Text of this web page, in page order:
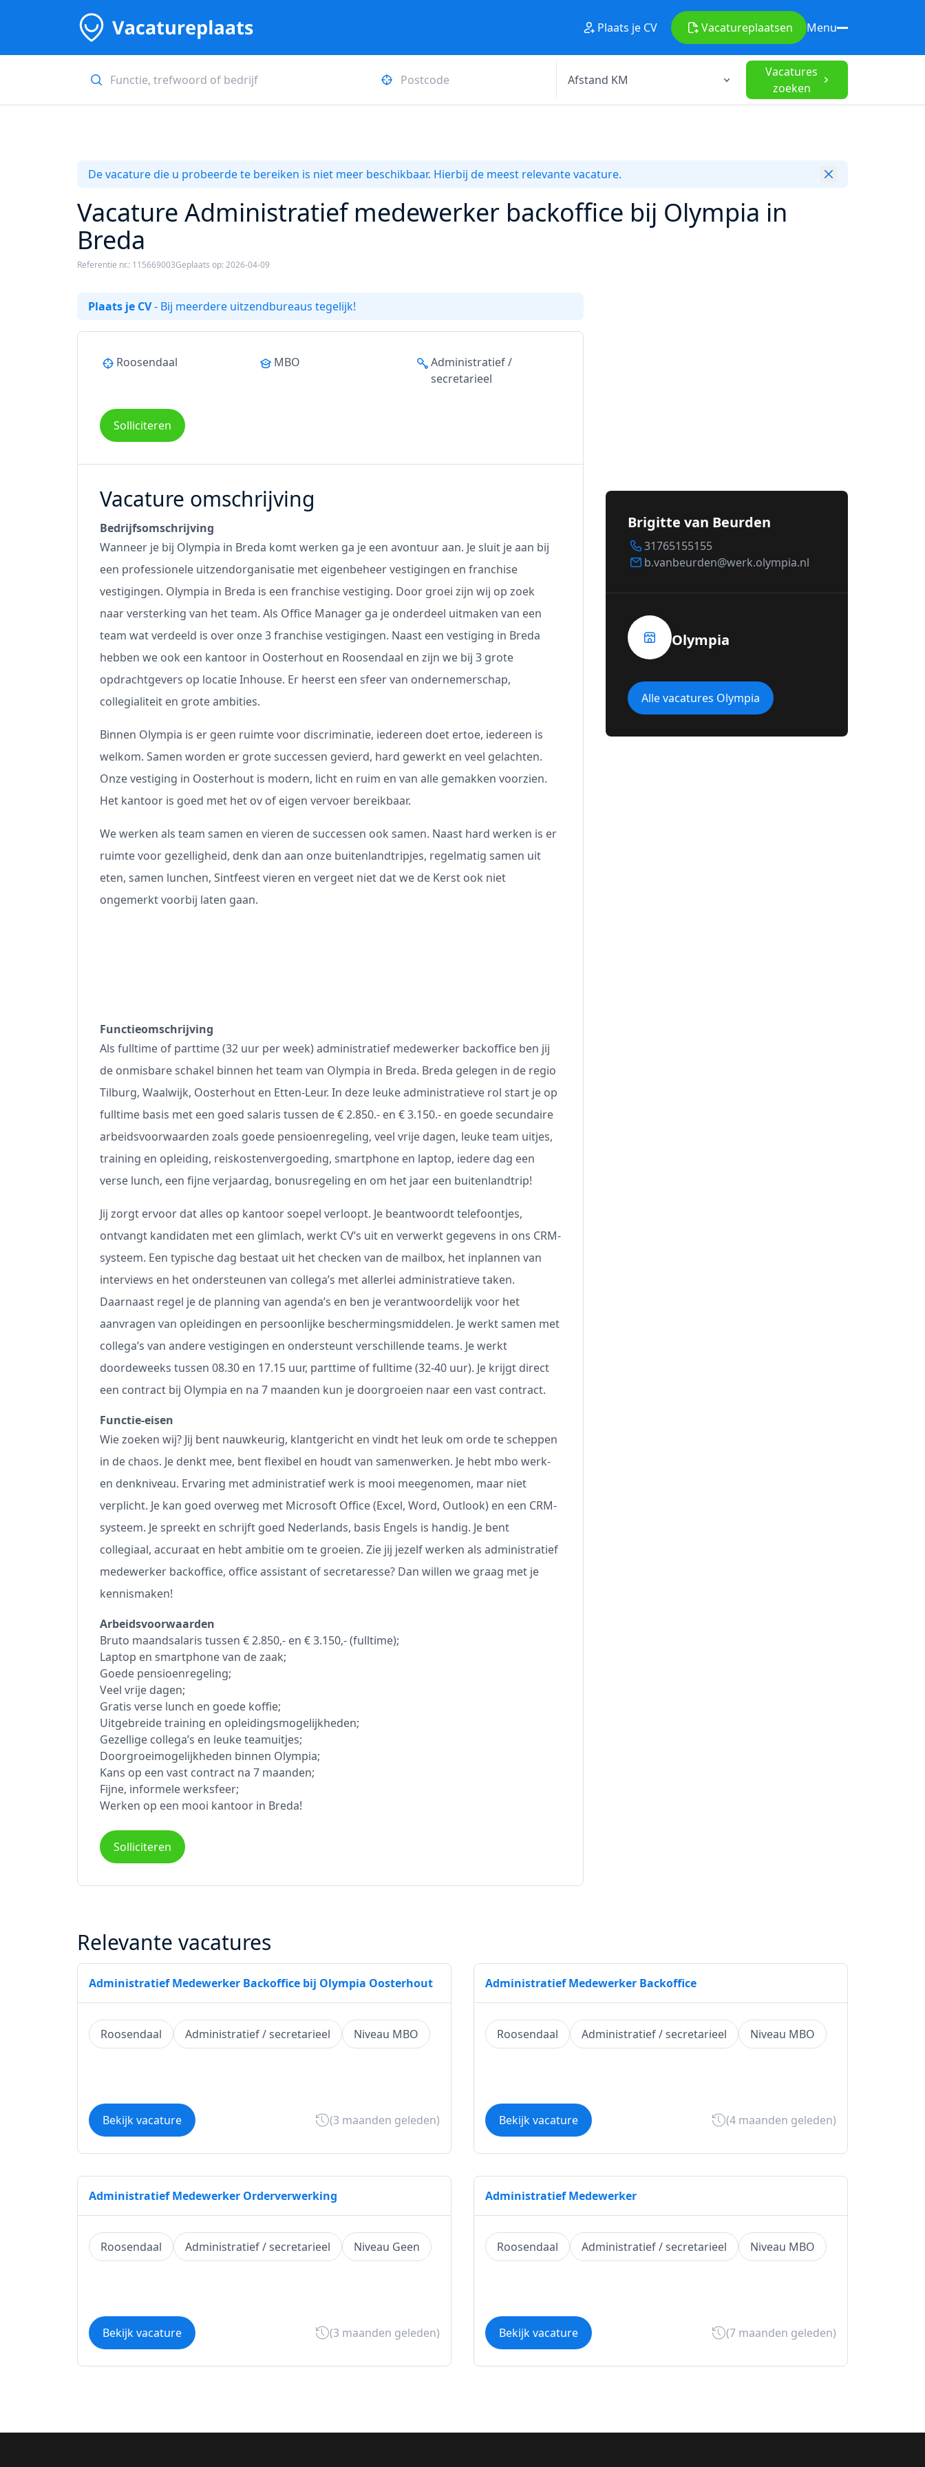
Plaats je CV Vacatureplaatsen Menu
Vacatures
zoeken
De vacature die u probeerde te bereiken is niet meer beschikbaar. Hierbij de meest relevante vacature.
Vacature Administratief medewerker backoffice bij Olympia in
Breda
Referentie nr.: 115669003Geplaats op: 2026-04-09
Plaats je CV- Bij meerdere uitzendbureaus tegelijk!
Roosendaal MBO
Administratief /
secretarieel
Solliciteren
Vacature omschrijving
Bedrijfsomschrijving
Wanneer je bij Olympia in Breda komt werken ga je een avontuur aan. Je sluit je aan bij
een professionele uitzendorganisatie met eigenbeheer vestigingen en franchise
vestigingen. Olympia in Breda is een franchise vestiging. Door groei zijn wij op zoek
naar versterking van het team. Als Office Manager ga je onderdeel uitmaken van een
team wat verdeeld is over onze 3 franchise vestigingen. Naast een vestiging in Breda
hebben we ook een kantoor in Oosterhout en Roosendaal en zijn we bij 3 grote
opdrachtgevers op locatie Inhouse. Er heerst een sfeer van ondernemerschap,
collegialiteit en grote ambities.
Binnen Olympia is er geen ruimte voor discriminatie, iedereen doet ertoe, iedereen is
welkom. Samen worden er grote successen gevierd, hard gewerkt en veel gelachten.
Onze vestiging in Oosterhout is modern, licht en ruim en van alle gemakken voorzien.
Het kantoor is goed met het ov of eigen vervoer bereikbaar.
We werken als team samen en vieren de successen ook samen. Naast hard werken is er
ruimte voor gezelligheid, denk dan aan onze buitenlandtripjes, regelmatig samen uit
eten, samen lunchen, Sintfeest vieren en vergeet niet dat we de Kerst ook niet
ongemerkt voorbij laten gaan.
Functieomschrijving
Als fulltime of parttime (32 uur per week) administratief medewerker backoffice ben jij
de onmisbare schakel binnen het team van Olympia in Breda. Breda gelegen in de regio
Tilburg, Waalwijk, Oosterhout en Etten-Leur. In deze leuke administratieve rol start je op
fulltime basis met een goed salaris tussen de € 2.850.- en € 3.150.- en goede secundaire
arbeidsvoorwaarden zoals goede pensioenregeling, veel vrije dagen, leuke team uitjes,
training en opleiding, reiskostenvergoeding, smartphone en laptop, iedere dag een
verse lunch, een fijne verjaardag, bonusregeling en om het jaar een buitenlandtrip!
Jij zorgt ervoor dat alles op kantoor soepel verloopt. Je beantwoordt telefoontjes,
ontvangt kandidaten met een glimlach, werkt CV’s uit en verwerkt gegevens in ons CRM-
systeem. Een typische dag bestaat uit het checken van de mailbox, het inplannen van
interviews en het ondersteunen van collega’s met allerlei administratieve taken.
Daarnaast regel je de planning van agenda’s en ben je verantwoordelijk voor het
aanvragen van opleidingen en persoonlijke beschermingsmiddelen. Je werkt samen met
collega’s van andere vestigingen en ondersteunt verschillende teams. Je werkt
doordeweeks tussen 08.30 en 17.15 uur, parttime of fulltime (32-40 uur). Je krijgt direct
een contract bij Olympia en na 7 maanden kun je doorgroeien naar een vast contract.
Functie-eisen
Wie zoeken wij? Jij bent nauwkeurig, klantgericht en vindt het leuk om orde te scheppen
in de chaos. Je denkt mee, bent flexibel en houdt van samenwerken. Je hebt mbo werk-
en denkniveau. Ervaring met administratief werk is mooi meegenomen, maar niet
verplicht. Je kan goed overweg met Microsoft Office (Excel, Word, Outlook) en een CRM-
systeem. Je spreekt en schrijft goed Nederlands, basis Engels is handig. Je bent
collegiaal, accuraat en hebt ambitie om te groeien. Zie jij jezelf werken als administratief
medewerker backoffice, office assistant of secretaresse? Dan willen we graag met je
kennismaken!
Arbeidsvoorwaarden
Bruto maandsalaris tussen € 2.850,- en € 3.150,- (fulltime);
Laptop en smartphone van de zaak;
Goede pensioenregeling;
Veel vrije dagen;
Gratis verse lunch en goede koffie;
Uitgebreide training en opleidingsmogelijkheden;
Gezellige collega’s en leuke teamuitjes;
Doorgroeimogelijkheden binnen Olympia;
Kans op een vast contract na 7 maanden;
Fijne, informele werksfeer;
Werken op een mooi kantoor in Breda!
Solliciteren
Brigitte van Beurden
31765155155
b.vanbeurden@werk.olympia.nl
Olympia
Alle vacatures Olympia
Relevante vacatures
Administratief Medewerker Backoffice bij Olympia Oosterhout
Roosendaal Administratief / secretarieel Niveau MBO
Bekijk vacature (3 maanden geleden)
Administratief Medewerker Backoffice
Roosendaal Administratief / secretarieel Niveau MBO
Bekijk vacature (4 maanden geleden)
Administratief Medewerker Orderverwerking
Roosendaal Administratief / secretarieel Niveau Geen
Bekijk vacature (3 maanden geleden)
Administratief Medewerker
Roosendaal Administratief / secretarieel Niveau MBO
Bekijk vacature (7 maanden geleden)